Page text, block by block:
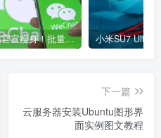
微信官宣瘦身！批量清理原图新功能来了 安卓、iOS均可使用
下一篇
云服务器安装Ubuntu图形界
面实例图文教程